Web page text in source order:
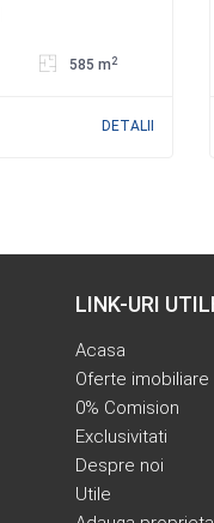
585 m 2
DETALII
LINK-URI
Acasa
Oferte imobiliare
0% Comision
Exclusivitati
Despre noi
Utile